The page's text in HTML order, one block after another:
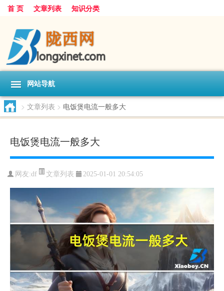
首 页 文章列表 知识分类
网站导航
> 文章列表 > 电饭煲电流一般多大
电饭煲电流一般多大
网友:df 文章列表 2025-01-01 20:54:05